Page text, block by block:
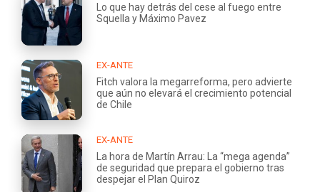
Lo que hay detrás del cese al fuego entre
Squella y Máximo Pavez
EX-ANTE
Fitch valora la megarreforma, pero advierte
que aún no elevará el crecimiento potencial
de Chile
EX-ANTE
La hora de Martín Arrau: La “mega agenda”
de seguridad que prepara el gobierno tras
despejar el Plan Quiroz